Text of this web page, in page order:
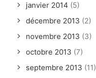
janvier 2014 (5)
décembre 2013 (2)
novembre 2013 (3)
octobre 2013 (7)
septembre 2013 (11)